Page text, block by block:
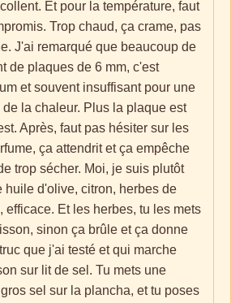
Et pour la température, faut
Trop chaud, ça crame, pas
J'ai remarqué que beaucoup de
de plaques de 6 mm, c'est
et souvent insuffisant pour une
la chaleur. Plus la plaque est
Après, faut pas hésiter sur les
ça attendrit et ça empêche
trop sécher. Moi, je suis plutôt
huile d'olive, citron, herbes de
efficace. Et les herbes, tu les mets
sinon ça brûle et ça donne
que j'ai testé et qui marche
sur lit de sel. Tu mets une
sel sur la plancha, et tu poses